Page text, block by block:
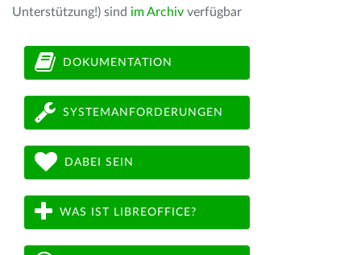
Unterstützung!) sind im Archiv verfügbar
DOKUMENTATION
SYSTEMANFORDERUNGEN
DABEI SEIN
WAS IST LIBREOFFICE?